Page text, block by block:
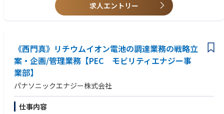
○ ビジネスレベルの英語力（リージョンとの定例会議で複雑な需給調整の
合意形成ができるレベル）。
歓迎要件（Want）
● 機械、自動車、家電、工具、または産業用機器メーカーでのパーツ管理
経験。
● S&OP（Sales and Operations Planning）プロセスの導入や改善プロセ
スの主導経験。
● 在庫削減やプロセス効率化などのプロジェクトマネジメント経験。
求人エントリー
《西門真》リチウムイオン電池の調達業務の戦略立
案・企画/管理業務【PEC モビリティエナジー事
業部】
パナソニックエナジー株式会社
仕事内容